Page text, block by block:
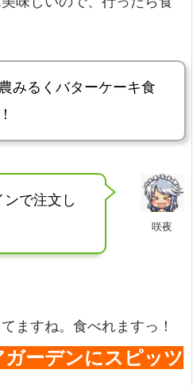
みるくバターケーキ食
咲夜
で注文し
ますね。食べれますっ！
ーデンにスピッツ